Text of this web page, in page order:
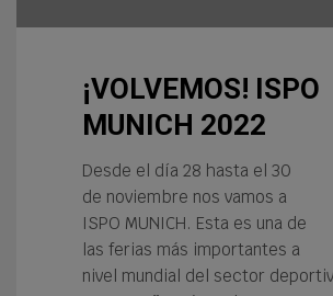
¡VOLVEMOS! ISPO
MUNICH 2022
Desde el día 28 hasta el 30
de noviembre nos vamos a
ISPO MUNICH. Esta es una de
las ferias más importantes a
nivel mundial del sector